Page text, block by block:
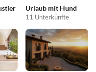
Urlaub mit Hund
11 Unterkünfte